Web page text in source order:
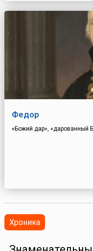
Федор
«Божий дар», «дарованный
Хроника